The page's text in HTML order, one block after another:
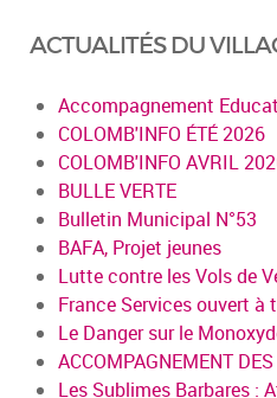
ACTUALITÉS DU
Accompagnement
COLOMB'INFO ÉTÉ 2026
COLOMB'INFO AVRIL
BULLE VERTE
Bulletin Municipal N°53
BAFA, Projet jeunes
Lutte contre les Vols de
France Services ouvert à
Le Danger sur le
ACCOMPAGNEMENT
Les Sublimes Barbares :